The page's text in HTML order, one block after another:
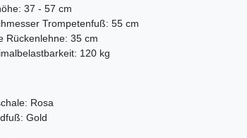
37 - 57 cm
Trompetenfuß: 55 cm
Rückenlehne: 35 cm
120 kg
Rosa
Gold